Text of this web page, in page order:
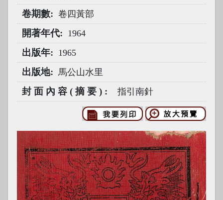
卷期數 卷四黃部
開著年代 1964
出版年 1965
出版地 馬公山水里
封面內容(摘要) 指引南針